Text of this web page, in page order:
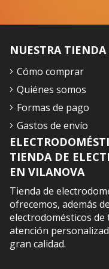
TIENDA DE
EN VILANOVA
Tienda de
ofrecemos, además
electrodomésticos de
atención
gran calidad.
NUESTRA TIENDA
Cómo comprar
Quiénes somos
Formas de pago
Gastos de envío